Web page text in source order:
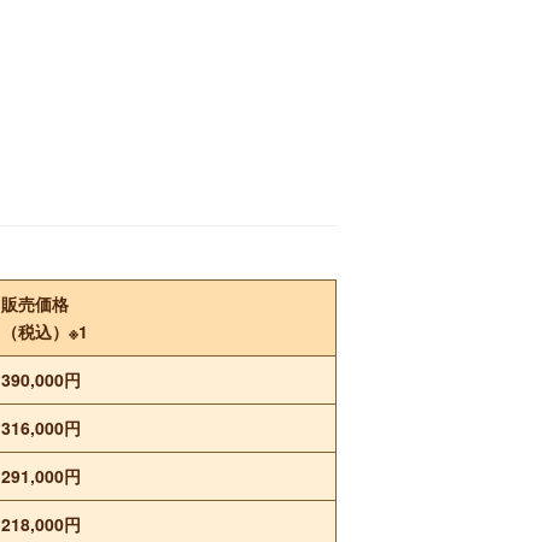
販売価格
（税込）※1
390,000円
316,000円
291,000円
218,000円